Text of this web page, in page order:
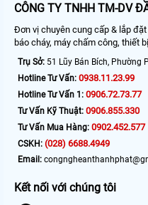
CÔNG TY TNHH TM-DV
Đơn vị chuyên cung cấp & lắp
báo cháy, máy chấm công, thiết
Trụ Sở: 51 Lũy Bán Bích, Phường
Hotline Tư Vấn: 0938.11.23.99
Hotline Tư Vấn 1: 0906.72.73.77
Tư Vấn Kỹ Thuật: 0906.855.330
Tư Vấn Mua Hàng: 0902.452.577
CSKH: (028) 6688.4949
Email:
Kết nối với chúng tôi